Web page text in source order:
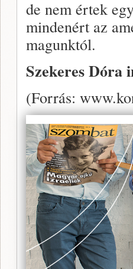
de nem értek
mindenért az
magunktól.
Szekeres
(Forrás: